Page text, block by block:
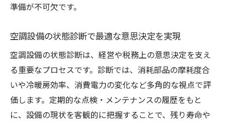
準備が不可欠です。
空調設備の状態診断で最適な意思決定を実現
空調設備の状態診断は、経営や税務上の意思決定を支え
る重要なプロセスです。診断では、消耗部品の摩耗度合
いや冷暖房効率、消費電力の変化など多角的な視点で評
価します。定期的な点検・メンテナンスの履歴をもと
に、設備の現状を客観的に把握することで、残り寿命や